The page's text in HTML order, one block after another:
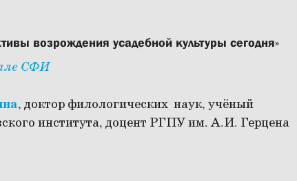
возрождения усадебной культуры сегодня»
СФИ
, доктор филологических наук, учёный
института, доцент РГПУ им. А.И. Герцена